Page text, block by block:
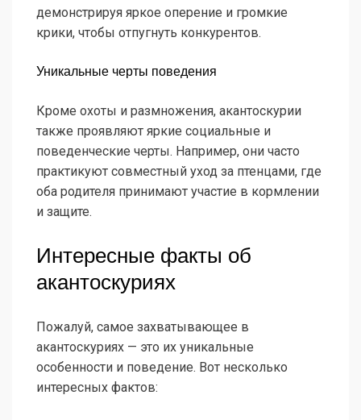
демонстрируя яркое оперение и громкие
крики, чтобы отпугнуть конкурентов.
Уникальные черты поведения
Кроме охоты и размножения, акантоскурии
также проявляют яркие социальные и
поведенческие черты. Например, они часто
практикуют совместный уход за птенцами, где
оба родителя принимают участие в кормлении
и защите.
Интересные факты об
акантоскуриях
Пожалуй, самое захватывающее в
акантоскуриях — это их уникальные
особенности и поведение. Вот несколько
интересных фактов: